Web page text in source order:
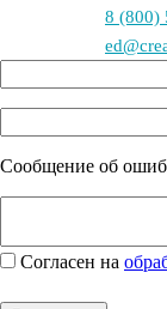
8 (800)
Сообщение об
Согласен на